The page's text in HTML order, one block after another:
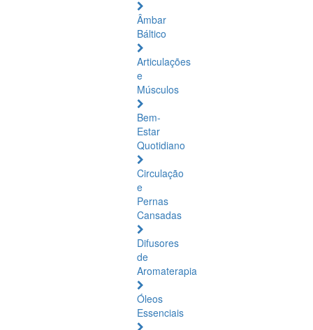
Âmbar
Báltico
Articulações
e
Músculos
Bem-
Estar
Quotidiano
Circulação
e
Pernas
Cansadas
Difusores
de
Aromaterapia
Óleos
Essenciais